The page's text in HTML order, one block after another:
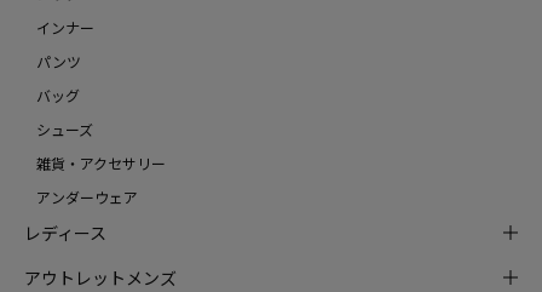
インナー
パンツ
バッグ
シューズ
雑貨・アクセサリー
アンダーウェア
レディース
アウトレットメンズ